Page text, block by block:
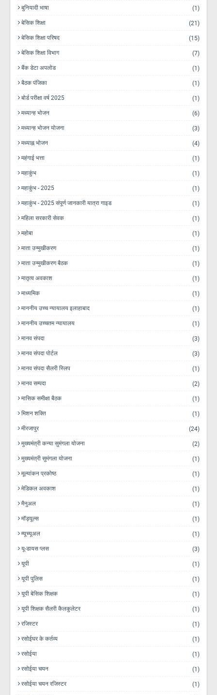
बुनियादी भाषा (1)
बेसिक शिक्षा (21)
बेसिक शिक्षा परिषद (15)
बेसिक शिक्षा विभाग (7)
बैंक डेटा अपलोड (1)
बैठक पंजिका (1)
बोर्ड परीक्षा वर्ष 2025 (1)
मध्यान्ह भोजन (6)
मध्यान्ह भोजन योजना (3)
मध्याह्न भोजन (4)
महंगाई भत्ता (1)
महाकुंभ (1)
महाकुंभ - 2025 (1)
महाकुंभ - 2025 संपूर्ण जानकारी यात्रा गाइड (1)
महिला सरकारी सेवक (1)
महोबा (1)
माता उन्मुखीकरण (1)
माता उन्मुखीकरण बैठक (1)
मातृत्व अवकाश (1)
माध्यमिक (1)
माननीय उच्च न्यायालय इलाहाबाद (1)
माननीय उच्चतम न्यायालय (1)
मानव संपदा (3)
मानव संपदा पोर्टल (3)
मानव संपदा सैलरी स्लिप (1)
मानव सम्पदा (2)
मासिक समीक्षा बैठक (1)
मिशन शक्ति (1)
मीरजापुर (24)
मुख्यमंत्री कन्या सुमंगला योजना (2)
मुख्यमंत्री सुमंगला योजना (1)
मूल्यांकन प्रकोष्ठ (1)
मेडिकल अवकाश (1)
मैनुअल (1)
मॉड्यूल्स (1)
म्यूच्यूअल (1)
यू-डायस प्लस (3)
यूपी (1)
यूपी पुलिस (1)
यूपी बेसिक शिक्षक (1)
यूपी शिक्षक सैलरी कैलकुलेटर (1)
रजिस्टर (1)
रसोईघर के कर्तव्य (1)
रसोईया (1)
रसोईया चयन (1)
रसोईया चयन रजिस्टर (1)